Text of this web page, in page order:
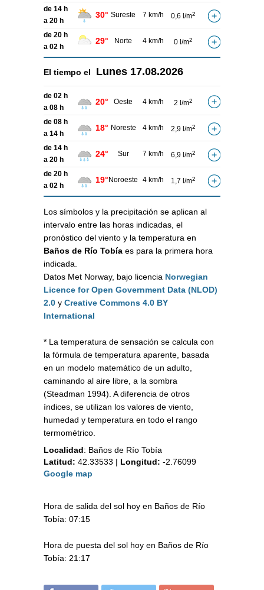
de 14 h
a 20 h
30° Sureste 7 km/h 0,6 l/m2
de 20 h
a 02 h
29° Norte 4 km/h 0 l/m2
El tiempo el Lunes 17.08.2026
de 02 h
a 08 h
20° Oeste 4 km/h 2 l/m2
de 08 h
a 14 h
18° Noreste 4 km/h 2,9 l/m2
de 14 h
a 20 h
24° Sur 7 km/h 6,9 l/m2
de 20 h
a 02 h
19° Noroeste 4 km/h 1,7 l/m2
Los símbolos y la precipitación se aplican al
intervalo entre las horas indicadas, el
pronóstico del viento y la temperatura en
Baños de Río Tobía es para la primera hora
indicada.
Datos Met Norway, bajo licencia Norwegian
Licence for Open Government Data (NLOD)
2.0 y Creative Commons 4.0 BY
International
* La temperatura de sensación se calcula con
la fórmula de temperatura aparente, basada
en un modelo matemático de un adulto,
caminando al aire libre, a la sombra
(Steadman 1994). A diferencia de otros
índices, se utilizan los valores de viento,
humedad y temperatura en todo el rango
termométrico.
Localidad: Baños de Río Tobía
Latitud: 42.33533 | Longitud: -2.76099
Google map
Hora de salida del sol hoy en Baños de Río
Tobía: 07:15
Hora de puesta del sol hoy en Baños de Río
Tobía: 21:17